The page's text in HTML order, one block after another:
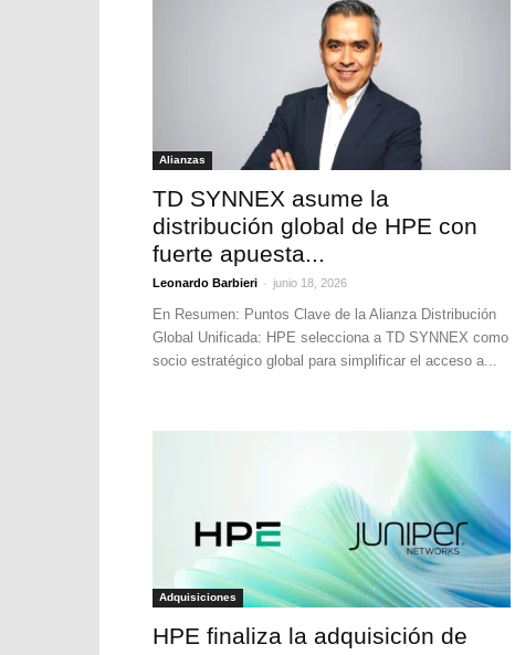
Alianzas
TD SYNNEX asume la
distribución global de HPE con
fuerte apuesta...
Leonardo Barbieri - junio 18, 2026
En Resumen: Puntos Clave de la Alianza Distribución
Global Unificada: HPE selecciona a TD SYNNEX como
socio estratégico global para simplificar el acceso a...
Adquisiciones
HPE finaliza la adquisición de